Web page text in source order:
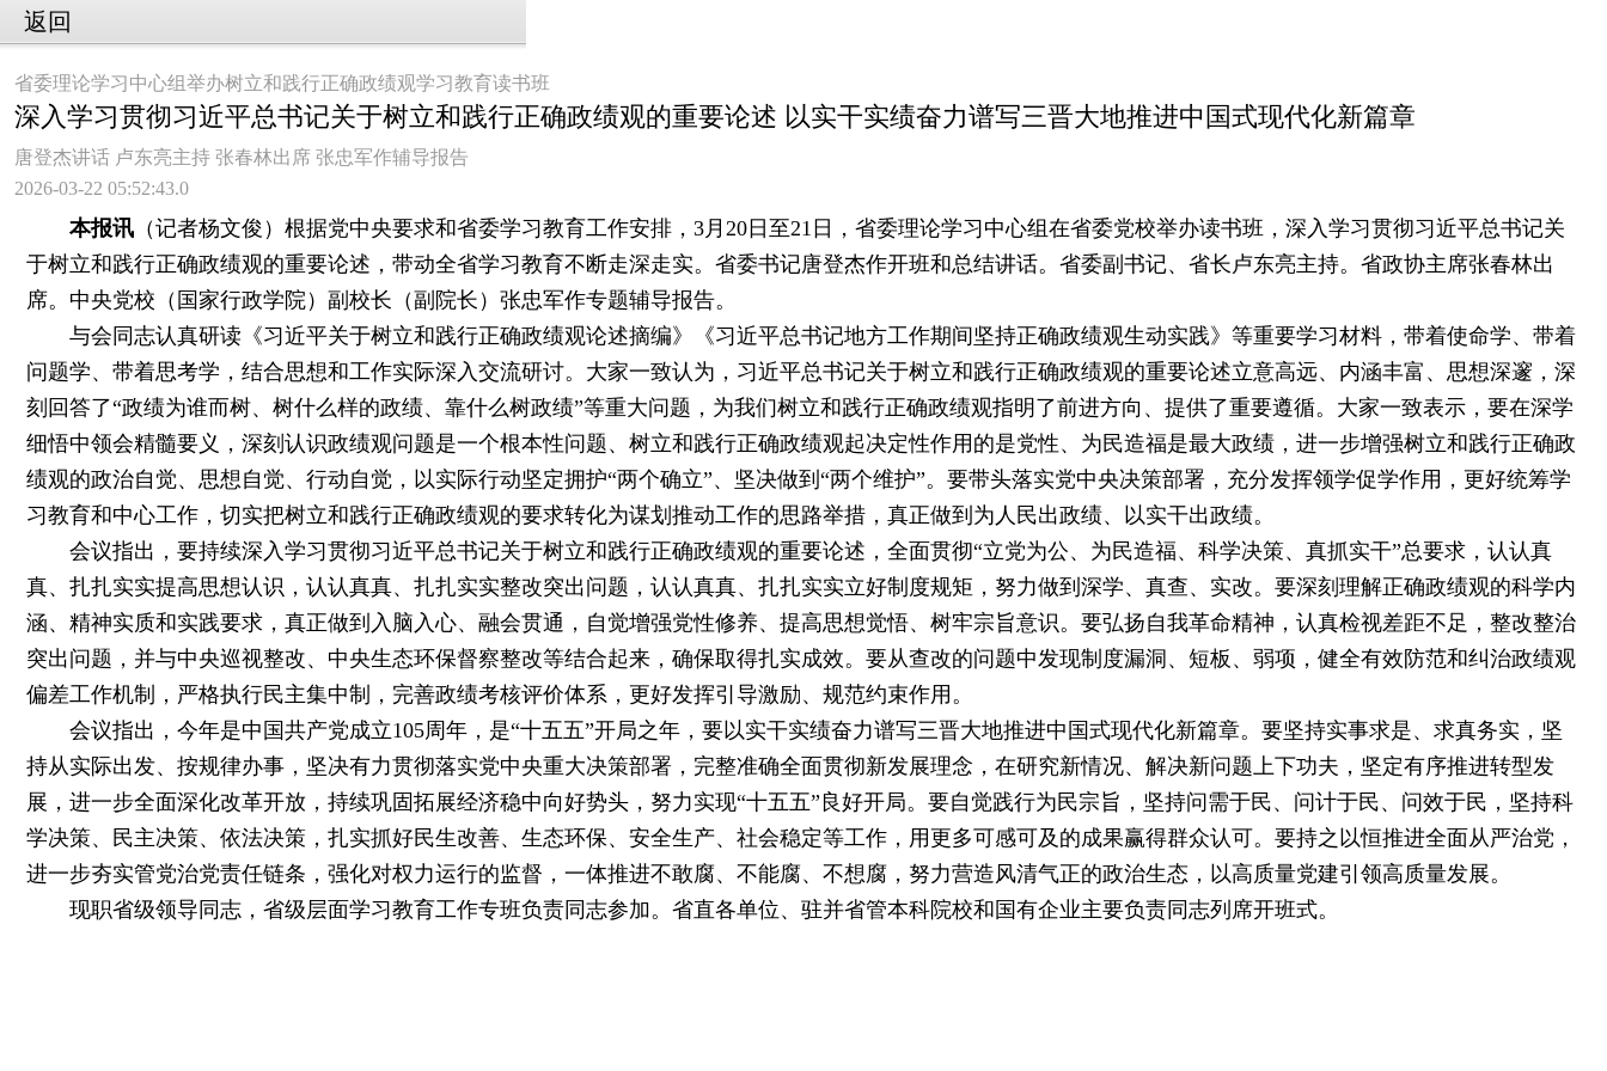
返回
省委理论学习中心组举办树立和践行正确政绩观学习教育读书班
深入学习贯彻习近平总书记关于树立和践行正确政绩观的重要论述 以实干实绩奋力谱写三晋大地推进中国式现代化新篇章
唐登杰讲话 卢东亮主持 张春林出席 张忠军作辅导报告
2026-03-22 05:52:43.0
本报讯 （记者杨文俊）根据党中央要求和省委学习教育工作安排，3月20日至21日，省委理论学习中心组在省委党校举办读书班，深入学习贯彻习近平总书记关
于树立和践行正确政绩观的重要论述，带动全省学习教育不断走深走实。省委书记唐登杰作开班和总结讲话。省委副书记、省长卢东亮主持。省政协主席张春林出
席。中央党校（国家行政学院）副校长（副院长）张忠军作专题辅导报告。
与会同志认真研读《习近平关于树立和践行正确政绩观论述摘编》《习近平总书记地方工作期间坚持正确政绩观生动实践》等重要学习材料，带着使命学、带着
问题学、带着思考学，结合思想和工作实际深入交流研讨。大家一致认为，习近平总书记关于树立和践行正确政绩观的重要论述立意高远、内涵丰富、思想深邃，深
刻回答了“政绩为谁而树、树什么样的政绩、靠什么树政绩”等重大问题，为我们树立和践行正确政绩观指明了前进方向、提供了重要遵循。大家一致表示，要在深学
细悟中领会精髓要义，深刻认识政绩观问题是一个根本性问题、树立和践行正确政绩观起决定性作用的是党性、为民造福是最大政绩，进一步增强树立和践行正确政
绩观的政治自觉、思想自觉、行动自觉，以实际行动坚定拥护“两个确立”、坚决做到“两个维护”。要带头落实党中央决策部署，充分发挥领学促学作用，更好统筹学
习教育和中心工作，切实把树立和践行正确政绩观的要求转化为谋划推动工作的思路举措，真正做到为人民出政绩、以实干出政绩。
会议指出，要持续深入学习贯彻习近平总书记关于树立和践行正确政绩观的重要论述，全面贯彻“立党为公、为民造福、科学决策、真抓实干”总要求，认认真
真、扎扎实实提高思想认识，认认真真、扎扎实实整改突出问题，认认真真、扎扎实实立好制度规矩，努力做到深学、真查、实改。要深刻理解正确政绩观的科学内
涵、精神实质和实践要求，真正做到入脑入心、融会贯通，自觉增强党性修养、提高思想觉悟、树牢宗旨意识。要弘扬自我革命精神，认真检视差距不足，整改整治
突出问题，并与中央巡视整改、中央生态环保督察整改等结合起来，确保取得扎实成效。要从查改的问题中发现制度漏洞、短板、弱项，健全有效防范和纠治政绩观
偏差工作机制，严格执行民主集中制，完善政绩考核评价体系，更好发挥引导激励、规范约束作用。
会议指出，今年是中国共产党成立105周年，是“十五五”开局之年，要以实干实绩奋力谱写三晋大地推进中国式现代化新篇章。要坚持实事求是、求真务实，坚
持从实际出发、按规律办事，坚决有力贯彻落实党中央重大决策部署，完整准确全面贯彻新发展理念，在研究新情况、解决新问题上下功夫，坚定有序推进转型发
展，进一步全面深化改革开放，持续巩固拓展经济稳中向好势头，努力实现“十五五”良好开局。要自觉践行为民宗旨，坚持问需于民、问计于民、问效于民，坚持科
学决策、民主决策、依法决策，扎实抓好民生改善、生态环保、安全生产、社会稳定等工作，用更多可感可及的成果赢得群众认可。要持之以恒推进全面从严治党，
进一步夯实管党治党责任链条，强化对权力运行的监督，一体推进不敢腐、不能腐、不想腐，努力营造风清气正的政治生态，以高质量党建引领高质量发展。
现职省级领导同志，省级层面学习教育工作专班负责同志参加。省直各单位、驻并省管本科院校和国有企业主要负责同志列席开班式。